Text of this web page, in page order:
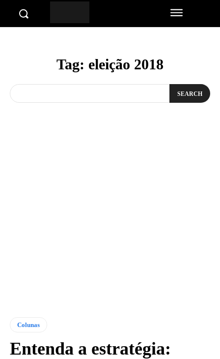
Tag: eleição 2018
SEARCH
Colunas
Entenda a estratégia: